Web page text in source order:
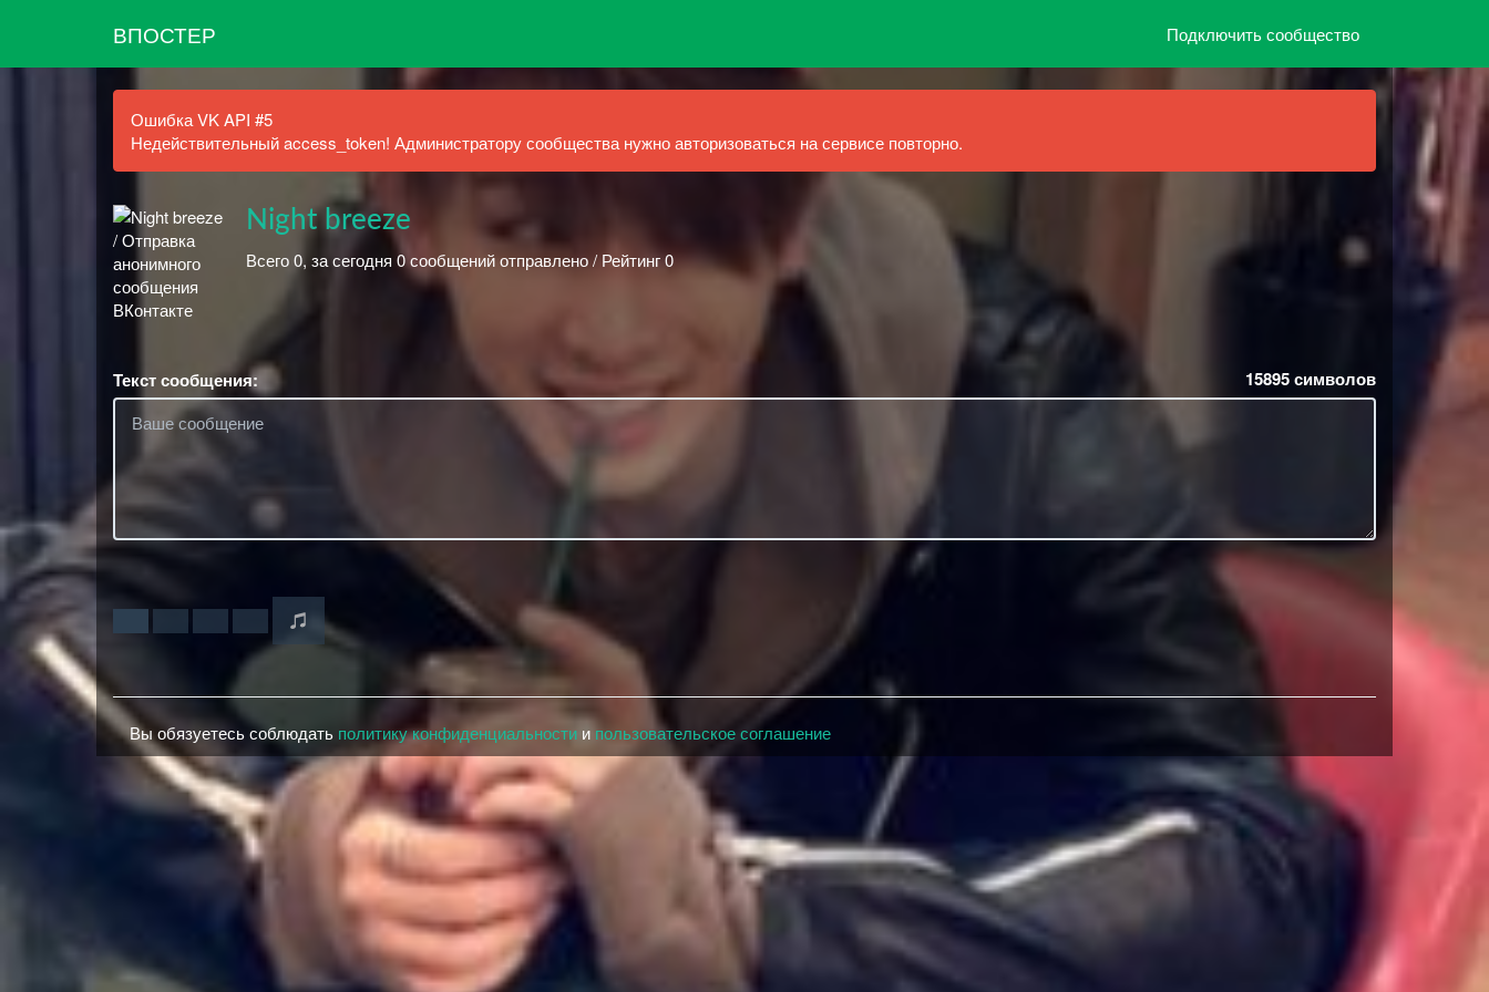
ВПОСТЕР Подключить сообщество
Ошибка VK API #5
Недействительный access_token! Администратору сообщества нужно авторизоваться на сервисе повторно.
Night breeze
Всего 0, за сегодня 0 сообщений отправлено / Рейтинг 0
Текст сообщения: 15895символов
Вы обязуетесь соблюдать политику конфиденциальности и пользовательское соглашение